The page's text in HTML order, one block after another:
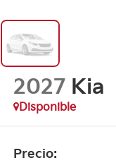
2027 Kia
Disponible
Precio: